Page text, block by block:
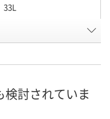
33L
8月19日（水）まで
検討されていま